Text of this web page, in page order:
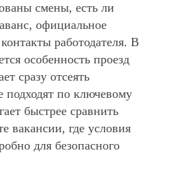
смены, есть ли
официальное
работодателя. В
особенность проезд
сразу отсеять
подходят по ключевому
быстрее сравнить
вакансии, где условия
для безопасного